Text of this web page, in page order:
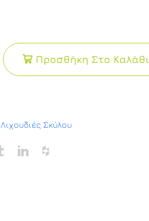
Προσθήκη Στο Καλάθι
Λιχουδιές Σκύλου